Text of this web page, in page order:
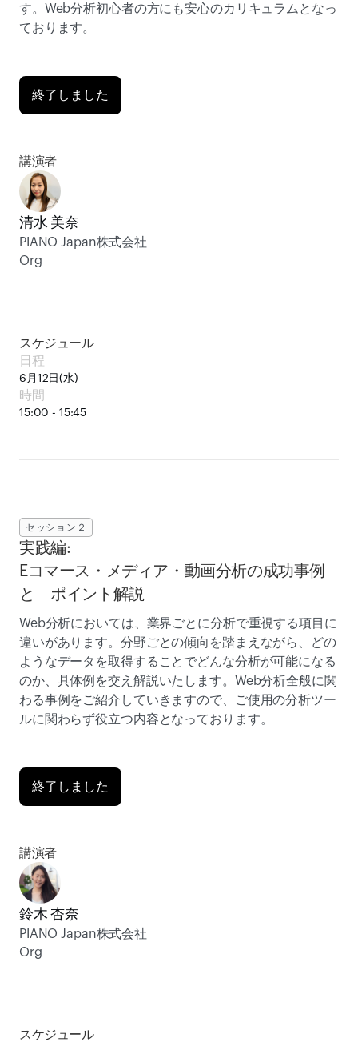
す。Web分析初心者の方にも安心のカリキュラムとなっ
ております。
終了しました
講演者
清水 美奈
PIANO Japan株式会社
Org
スケジュール
日程
6月12日(水)
時間
15:00 - 15:45
実践編:
Eコマース・メディア・動画分析の成功事例
と　ポイント解説
Web分析においては、業界ごとに分析で重視する項目に
違いがあります。分野ごとの傾向を踏まえながら、どの
ようなデータを取得することでどんな分析が可能になる
のか、具体例を交え解説いたします。Web分析全般に関
わる事例をご紹介していきますので、ご使用の分析ツー
ルに関わらず役立つ内容となっております。
セッション２
終了しました
講演者
鈴木 杏奈
PIANO Japan株式会社
Org
スケジュール